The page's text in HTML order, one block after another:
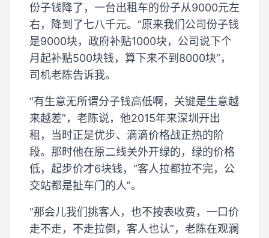
份子钱降了，一台出租车的份子从9000元左
右，降到了七八千元。“原来我们公司份子钱
是9000块，政府补贴1000块，公司说下个
月起补贴500块钱，算下来不到8000块”，
司机老陈告诉我。
“有生意无所谓分子钱高低啊，关键是生意越
来越差”，老陈说，他2015年来深圳开出
租，当时正是优步、滴滴价格战正热的阶
段。那时他在原二线关外开绿的，绿的价格
低，起步价才6块钱，“客人拉都拉不完，公
交站都是扯车门的人”。
“那会儿我们挑客人，也不按表收费，一口价
走不走，不走拉倒，客人也认”，老陈在观澜